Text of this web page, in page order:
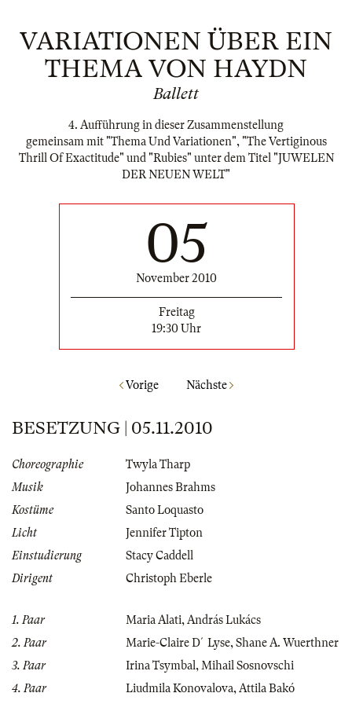
VARIATIONEN ÜBER EIN
THEMA VON HAYDN
Ballett
4. Aufführung in dieser Zusammenstellung
gemeinsam mit "Thema Und Variationen", "The Vertiginous
Thrill Of Exactitude" und "Rubies" unter dem Titel "JUWELEN
DER NEUEN WELT"
05
November 2010
Freitag
19:30 Uhr
Vorige Nächste
BESETZUNG | 05.11.2010
Choreographie
Twyla Tharp
Musik
Johannes Brahms
Kostüme
Santo Loquasto
Licht
Jennifer Tipton
Einstudierung
Stacy Caddell
Dirigent
Christoph Eberle
1. Paar Maria Alati, András Lukács
2. Paar
Marie-Claire D´Lyse, Shane A. Wuerthner
3. Paar
Irina Tsymbal , Mihail Sosnovschi
4. Paar
Liudmila Konovalova, Attila Bakó